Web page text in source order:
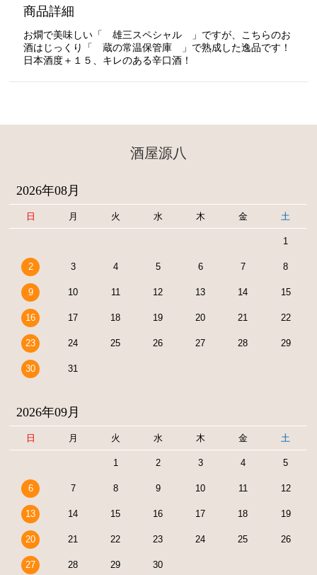
商品詳細
お燗で美味しい「 雄三スペシャル 」ですが、こちらのお
酒はじっくり「 蔵の常温保管庫 」で熟成した逸品です！
日本酒度＋１５、キレのある辛口酒！
酒屋源八
2026年08月
日 月 火 水 木 金 土
1
2 3 4 5 6 7 8
9 10 11 12 13 14 15
16 17 18 19 20 21 22
23 24 25 26 27 28 29
30 31
2026年09月
日 月 火 水 木 金 土
1 2 3 4 5
6 7 8 9 10 11 12
13 14 15 16 17 18 19
20 21 22 23 24 25 26
27 28 29 30